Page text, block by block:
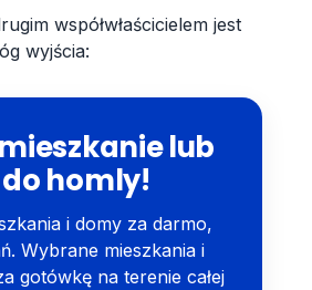
współwłaścicielem jest
wyjścia:
lub
homly!
i domy za darmo,
Wybrane mieszkania i
gotówkę na terenie całej